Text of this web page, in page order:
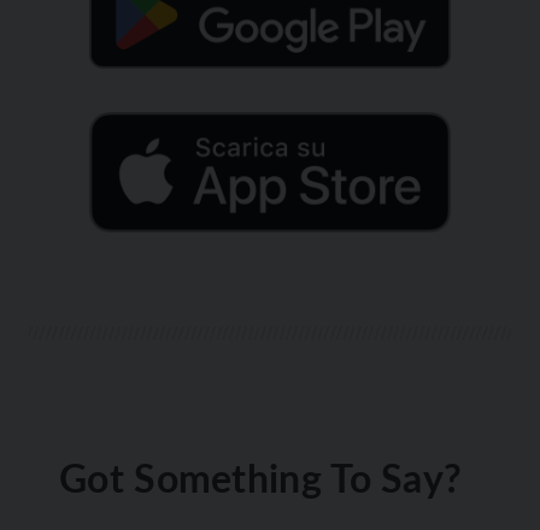
Got Something To Say?